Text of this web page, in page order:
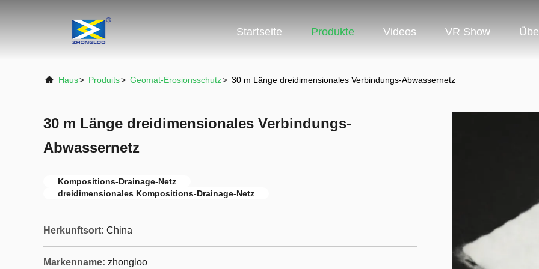
Startseite Produkte Videos VR Show
Haus> Produits> Geomat-Erosionsschutz> 30 m Länge dreidimensionales Verbindungs-Abwassernetz
30 m Länge dreidimensionales Verbindungs-
Abwassernetz
Kompositions-Drainage-Netz
dreidimensionales Kompositions-Drainage-Netz
Herkunftsort: China
Markenname: zhongloo